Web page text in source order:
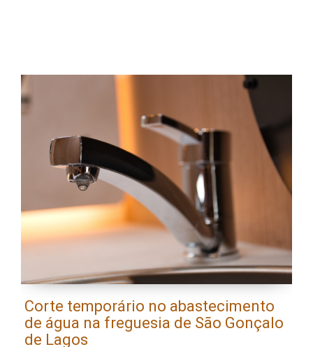
Corte temporário no abastecimento
de água na freguesia de São Gonçalo
de Lagos